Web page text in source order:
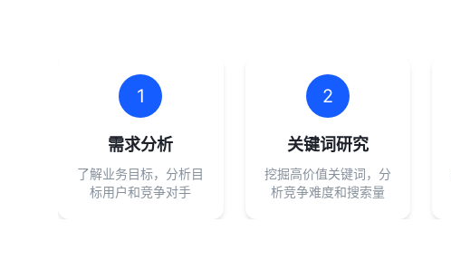
1
需求分析
了解业务目标，分析目
标用户和竞争对手
2
关键词研究
挖掘高价值关键词，分
析竞争难度和搜索量